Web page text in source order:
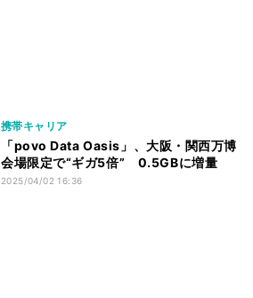
携帯キャリア
「povo Data Oasis」、大阪・関西万博
会場限定で“ギガ5倍” 0.5GBに増量
2025/04/02 16:36